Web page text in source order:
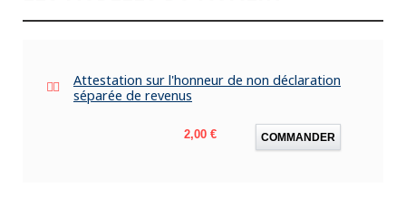
Attestation sur l'honneur de non déclaration
séparée de revenus
Prix
2,00 € COMMANDER